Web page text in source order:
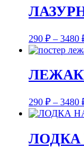
290 ₽ – 3480
290 ₽ – 3480
ЛОДКА